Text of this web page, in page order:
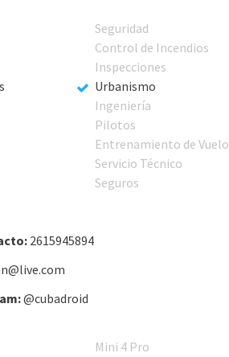
Seguridad
Control de Incendios
Inspecciones
Urbanismo
Ingeniería
Pilotos
Entrenamiento de Vuelo
Servicio Técnico
Seguros
2615945894
@cubadroid
Mini 4 Pro